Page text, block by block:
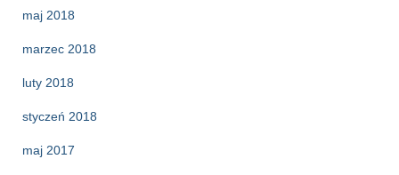
maj 2018
marzec 2018
luty 2018
styczeń 2018
maj 2017